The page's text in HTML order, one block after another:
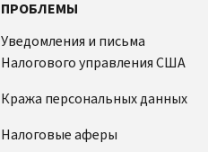
ПРОБЛЕМЫ
Уведомления и письма
Налогового управления США
Кража персональных данных
Налоговые аферы